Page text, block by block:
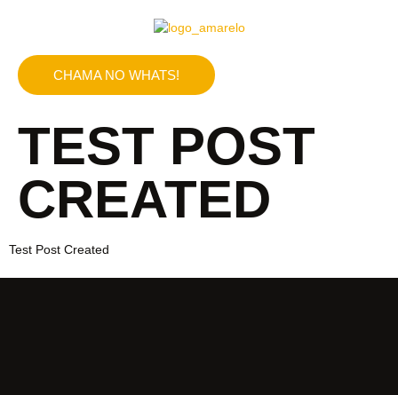
CHAMA NO WHATS!
TEST POST
CREATED
Test Post Created